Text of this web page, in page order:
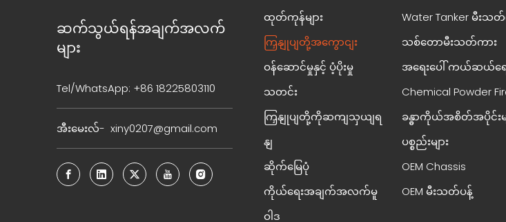
ဆက်သွယ်ရန်အချက်အလက်
များ
Tel/WhatsApp: +86 18225803110
အီးမေးလ်- xiny0207@gmail.com
ထုတ်ကုန်များ
ကြှနျုပျတို့အကွောငျး
ဝန်ဆောင်မှုနှင့် ပံ့ပိုးမှု
သတင်း
ကြှနျုပျတို့ကိုဆကျသှယျရ
နျ
ဆိုက်မြေပုံ
ကိုယ်ရေးအချက်အလက်မူ
ဝါဒ
Water Tanker မီးသ
သစ်တောမီးသတ်ကား
အရေးပေါ် ကယ်ဆယ်ရ
Chemical Powder
ခန္ဓာကိုယ်အစိတ်အပိုင်း
ပစ္စည်းများ
OEM Chassis
OEM မီးသတ်ပန့်